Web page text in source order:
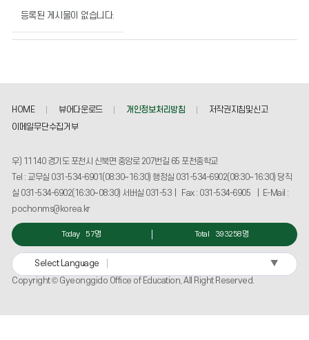
게
번
제
목,
자,
등
록
일,
회
수
정
보
인
등록된 게시물이 없습니다.
HOME 뷰어다운로드 개인정보처리방침
저작권지침및신고
이메일무단수집거부
우) 11140 경기도 포천시 신북면 중앙로 207번길 65 포천중학교
Tel : 교무실 031-534-6901(08:30~16:30) 행정실 031-534-6902(08:30~16:30) 당직
실 031-534-6902(16:30~08:30) 서버실 031-53 | Fax : 031-534-6905 | E-Mail :
pochonms@korea.kr
Today 57명 Total 393258명
Select Language
▼
Copyright © Gyeonggido Office of Education, All Right Reserved.